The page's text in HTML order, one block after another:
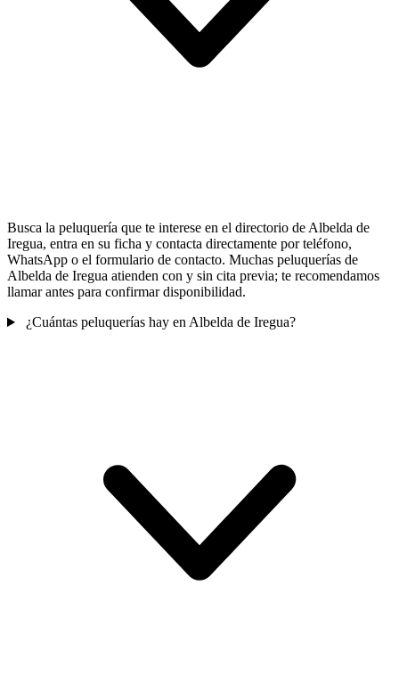
Busca la peluquería que te interese en el directorio de Albelda de
Iregua, entra en su ficha y contacta directamente por teléfono,
WhatsApp o el formulario de contacto. Muchas peluquerías de
Albelda de Iregua atienden con y sin cita previa; te recomendamos
llamar antes para confirmar disponibilidad.
¿Cuántas peluquerías hay en Albelda de Iregua?